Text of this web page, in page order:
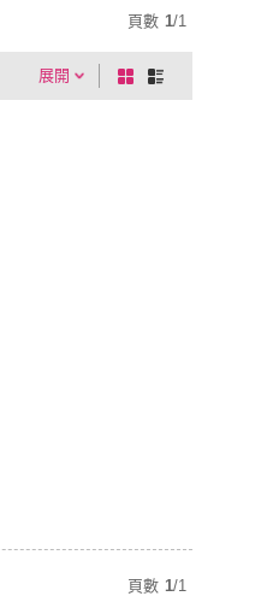
頁數 1/1
展開
棋
盤
列
頁數 1/1